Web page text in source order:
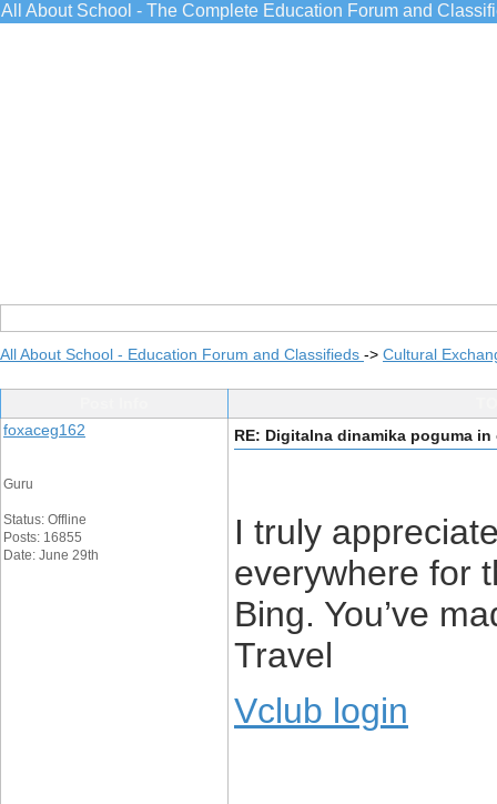
All About School - The Complete Education Forum and
All About School - Education Forum and Classifieds -> Cultural
foxaceg162
Guru
Status: Offline
Posts: 16855
Date: June 29th
RE: Digitalna dinamika poguma
I truly
everywhere for
Bing. You’ve
Travel
Vclub login